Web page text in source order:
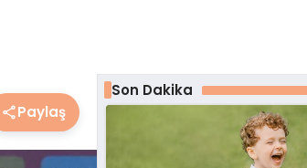
Paylaş
Son Dakika